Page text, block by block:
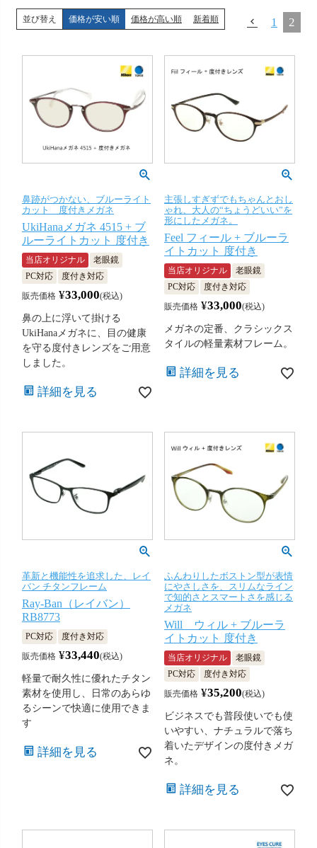
並び替え 価格が安い順 価格が高い順 新着順 1 2
鼻跡がつかない、ブルーライト
カット 度付きメガネ
UkiHanaメガネ 4515 + ブ
ルーライトカット 度付き
当店オリジナル
老眼鏡
PC対応
度付き対応
販売価格 ¥33,000 税込
鼻の上に浮いて掛ける
UkiHanaメガネに、目の健康
を守る度付きレンズをご用意
しました。
詳細を見る
主張しすぎずでもちゃんとおし
ゃれ、大人の“ちょうどいい”を
形にしたメガネ。
Feel フィール + ブルーラ
イトカット 度付き
当店オリジナル
老眼鏡
PC対応
度付き対応
販売価格 ¥33,000 税込
メガネの定番、クラシックス
タイルの軽量素材フレーム。
詳細を見る
革新と機能性を追求した、レイ
バン チタンフレーム
Ray-Ban（レイバン）
RB8773
PC対応
度付き対応
販売価格 ¥33,440 税込
軽量で耐久性に優れたチタン
素材を使用し、日常のあらゆ
るシーンで快適に使用できま
す
詳細を見る
ふんわりしたボストン型が表情
にやさしさを、スリムなライン
で知的さとスマートさを感じる
メガネ
Will ウィル + ブルーラ
イトカット 度付き
当店オリジナル
老眼鏡
PC対応
度付き対応
販売価格 ¥35,200 税込
ビジネスでも普段使いでも使
いやすい、ナチュラルで落ち
着いたデザインの度付きメガ
ネ。
詳細を見る